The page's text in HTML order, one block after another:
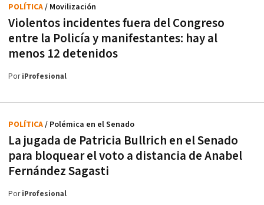
Violentos incidentes fuera del Congreso
entre la Policía y manifestantes: hay al
menos 12 detenidos
POLÍTICA/ Movilización
PoriProfesional
La jugada de Patricia Bullrich en el Senado
para bloquear el voto a distancia de Anabel
Fernández Sagasti
POLÍTICA/ Polémica en el Senado
PoriProfesional